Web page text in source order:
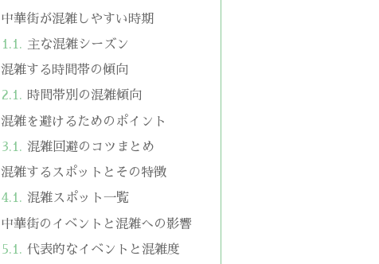
中華街が混雑しやすい時期
主な混雑シーズン
混雑する時間帯の傾向
時間帯別の混雑傾向
混雑を避けるためのポイント
混雑回避のコツまとめ
混雑するスポットとその特徴
混雑スポット一覧
中華街のイベントと混雑への影響
代表的なイベントと混雑度